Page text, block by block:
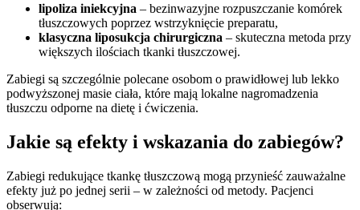
lipoliza iniekcyjna – bezinwazyjne rozpuszczanie komórek
tłuszczowych poprzez wstrzyknięcie preparatu,
klasyczna liposukcja chirurgiczna – skuteczna metoda przy
większych ilościach tkanki tłuszczowej.
Zabiegi są szczególnie polecane osobom o prawidłowej lub lekko
podwyższonej masie ciała, które mają lokalne nagromadzenia
tłuszczu odporne na dietę i ćwiczenia.
Jakie są efekty i wskazania do zabiegów?
Zabiegi redukujące tkankę tłuszczową mogą przynieść zauważalne
efekty już po jednej serii – w zależności od metody. Pacjenci
obserwują: